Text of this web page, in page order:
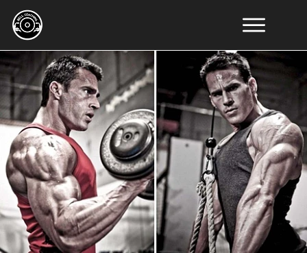
Online
Resultaten
Educatie
Tools
Artikelen
Recepten
Over
Ons
Contact